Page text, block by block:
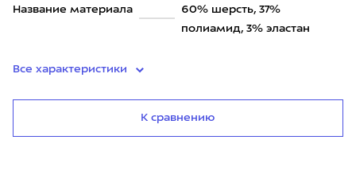
Название материала
60% шерсть, 37%
полиамид, 3% эластан
Все характеристики
К сравнению